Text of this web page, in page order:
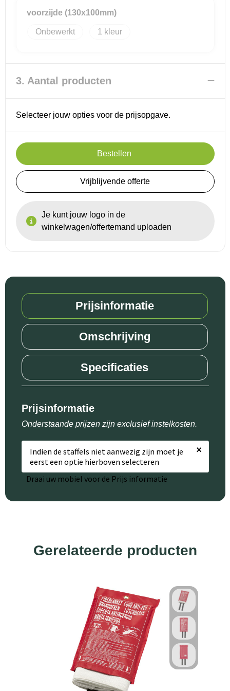
voorzijde (130x100mm)
Onbewerkt 1
3. Aantal producten
Selecteer jouw opties voor de prijsopgave.
Bestellen
Vrijblijvende offerte
Je kunt jouw logo in de
winkelwagen/offertemand uploaden
Prijsinformatie
Omschrijving
Specificaties
Prijsinformatie
Onderstaande prijzen zijn exclusief instelkosten.
Indien de staffels niet aanwezig zijn moet je
eerst een optie hierboven selecteren
×
Draai uw mobiel voor de Prijs informatie
Gerelateerde producten